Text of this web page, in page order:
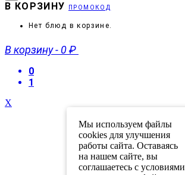
В КОРЗИНУ ПРОМОКОД
Нет блюд в корзине.
В корзину- 0 ₽
0
1
X
Мы используем файлы
cookies для улучшения
работы сайта. Оставаясь
на нашем сайте, вы
соглашаетесь с условиями